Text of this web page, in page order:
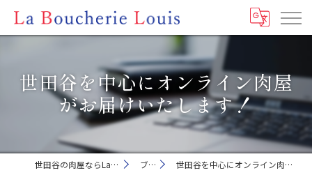
世田谷を中心にオンライン肉屋
がお届けいたします！
世田谷の肉屋ならLa Boucherie Louis ブログ 世田谷を中心にオンライン肉屋がお届けいたします！